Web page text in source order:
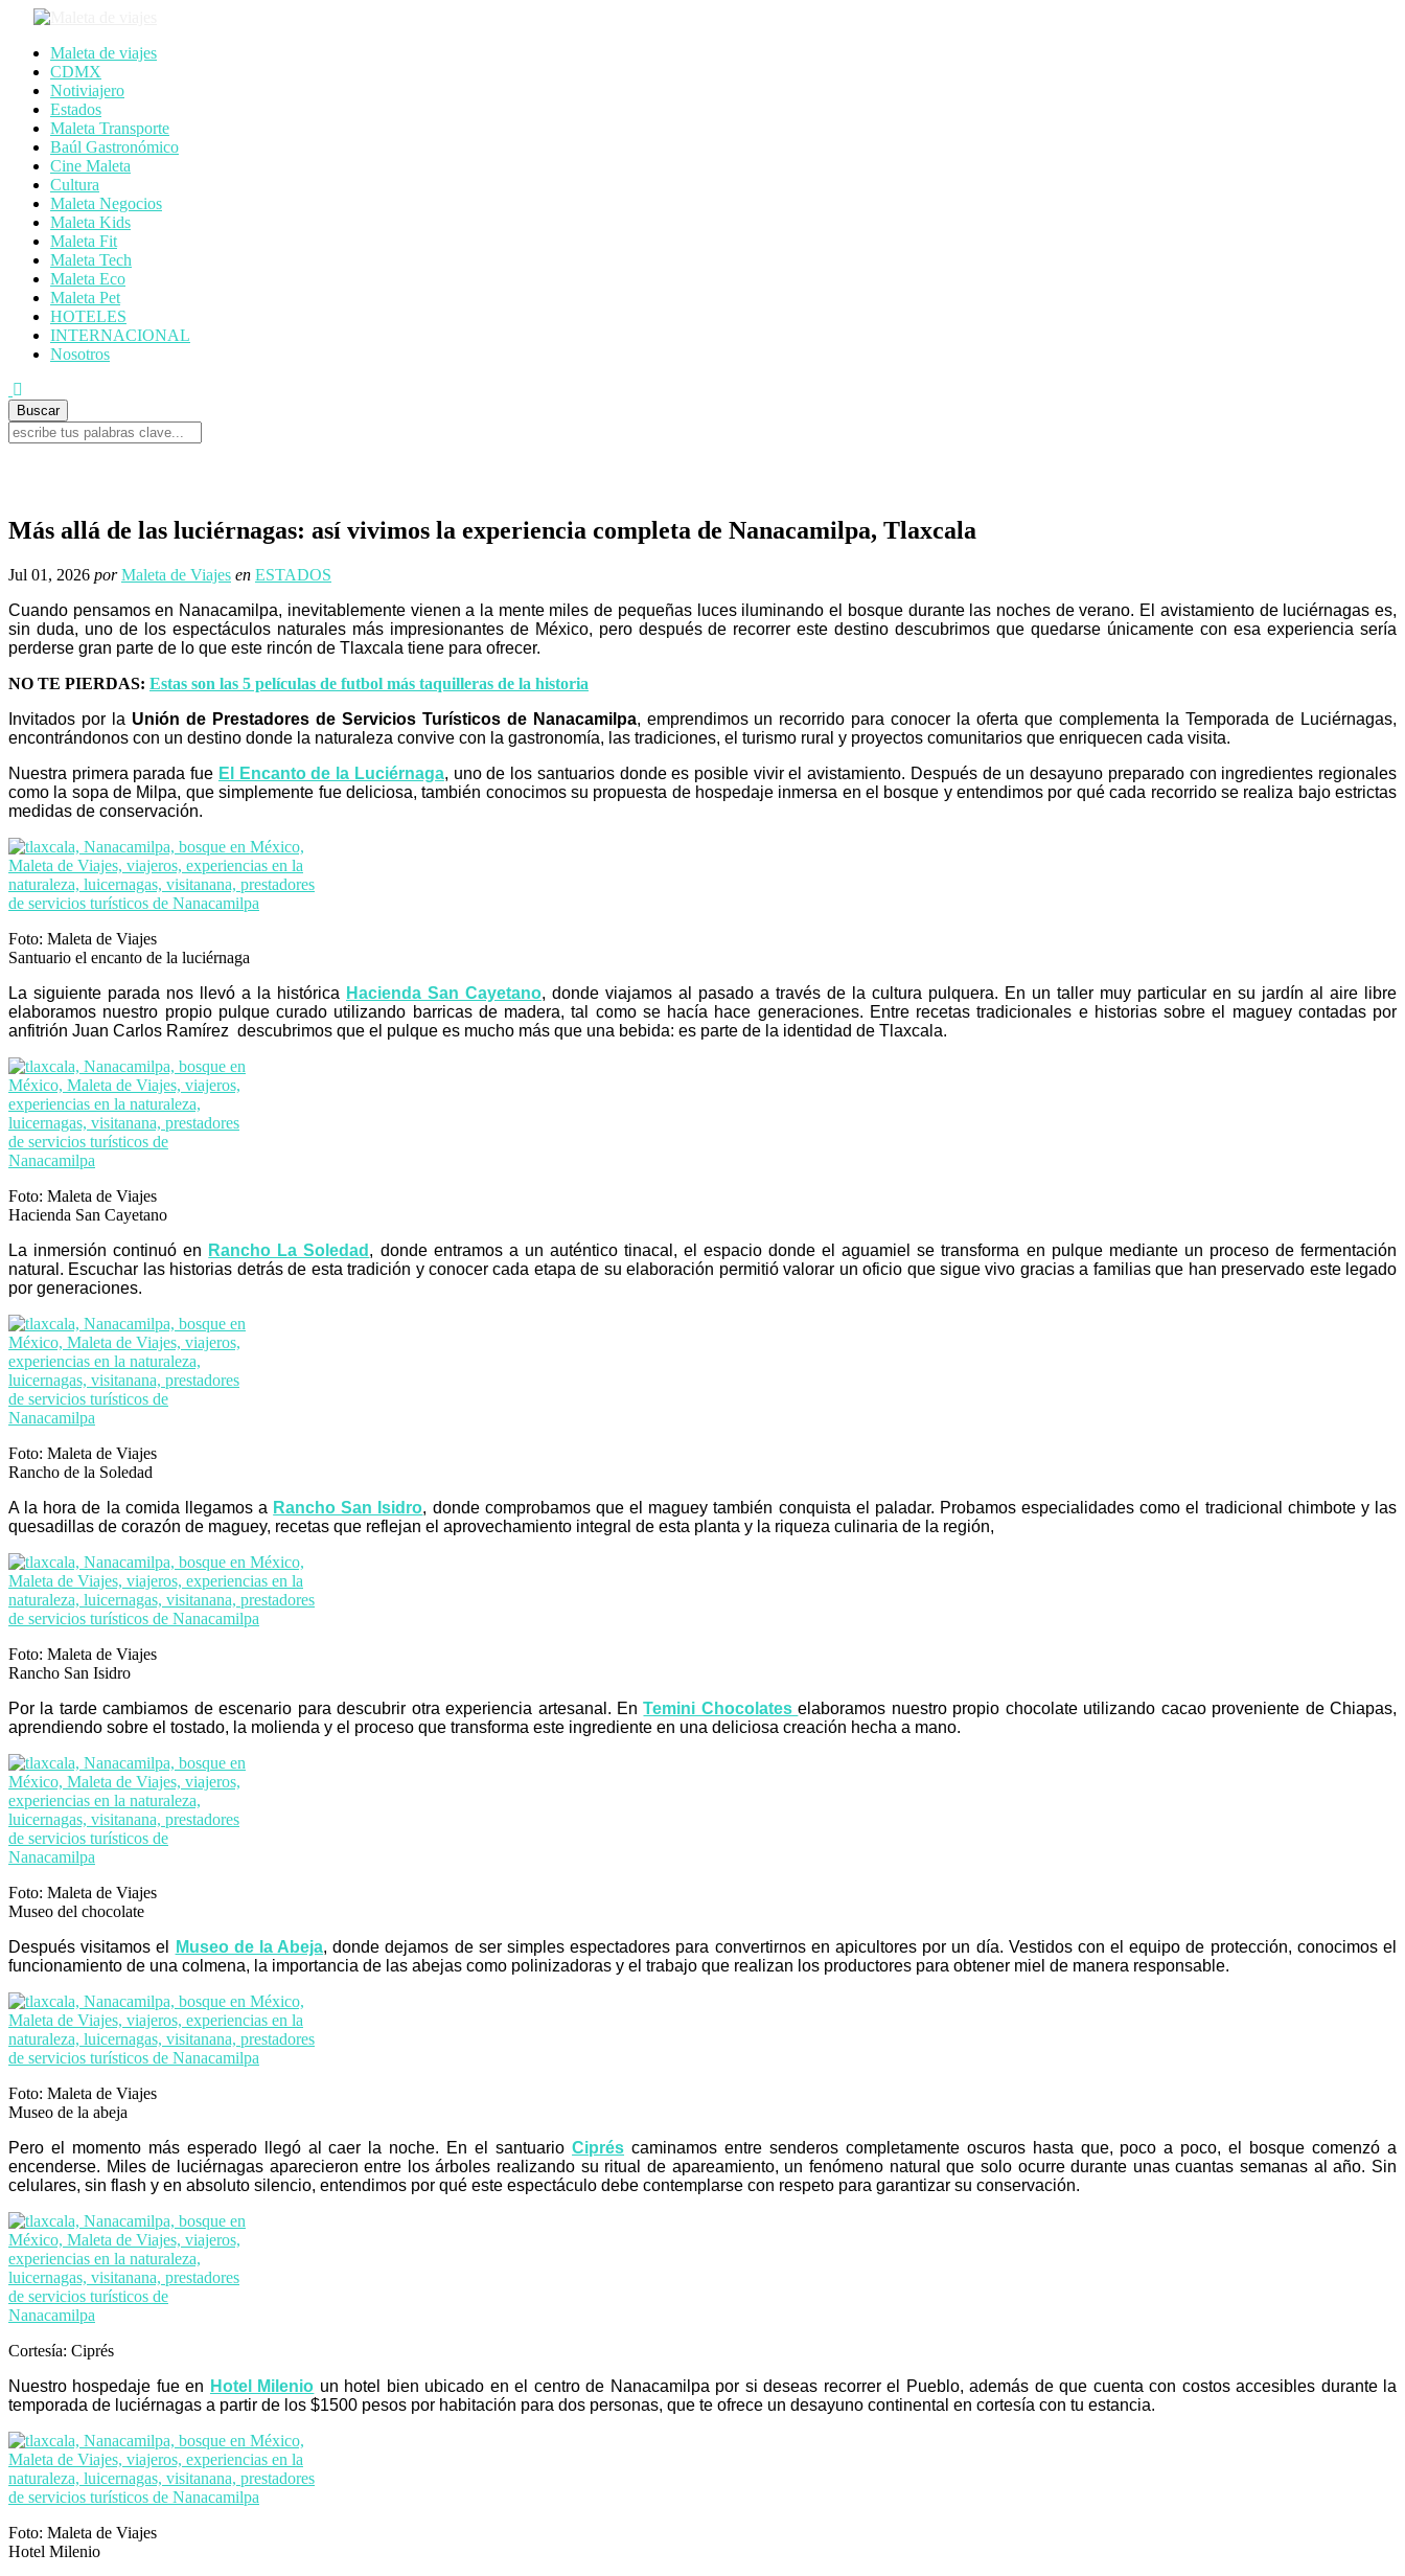
Maleta de viajes
CDMX
Notiviajero
Estados
Maleta Transporte
Baúl Gastronómico
Cine Maleta
Cultura
Maleta Negocios
Maleta Kids
Maleta Fit
Maleta Tech
Maleta Eco
Maleta Pet
HOTELES
INTERNACIONAL
Nosotros
Más allá de las luciérnagas: así vivimos la experiencia completa de Nanacamilpa, Tlaxcala
Jul 01, 2026 por Maleta de Viajes en ESTADOS
Cuando pensamos en Nanacamilpa, inevitablemente vienen a la mente miles de pequeñas luces iluminando el bosque durante las noches de verano. El avistamiento de luciérnagas es,
sin duda, uno de los espectáculos naturales más impresionantes de México, pero después de recorrer este destino descubrimos que quedarse únicamente con esa experiencia sería
perderse gran parte de lo que este rincón de Tlaxcala tiene para ofrecer.
NO TE PIERDAS: Estas son las 5 películas de futbol más taquilleras de la historia
Invitados por la Unión de Prestadores de Servicios Turísticos de Nanacamilpa, emprendimos un recorrido para conocer la oferta que complementa la Temporada de Luciérnagas,
encontrándonos con un destino donde la naturaleza convive con la gastronomía, las tradiciones, el turismo rural y proyectos comunitarios que enriquecen cada visita.
Nuestra primera parada fue El Encanto de la Luciérnaga, uno de los santuarios donde es posible vivir el avistamiento. Después de un desayuno preparado con ingredientes regionales
como la sopa de Milpa, que simplemente fue deliciosa, también conocimos su propuesta de hospedaje inmersa en el bosque y entendimos por qué cada recorrido se realiza bajo estrictas
medidas de conservación.
Foto: Maleta de Viajes
Santuario el encanto de la luciérnaga
La siguiente parada nos llevó a la histórica Hacienda San Cayetano, donde viajamos al pasado a través de la cultura pulquera. En un taller muy particular en su jardín al aire libre
elaboramos nuestro propio pulque curado utilizando barricas de madera, tal como se hacía hace generaciones. Entre recetas tradicionales e historias sobre el maguey contadas por
anfitrión Juan Carlos Ramírez descubrimos que el pulque es mucho más que una bebida: es parte de la identidad de Tlaxcala.
Foto: Maleta de Viajes
Hacienda San Cayetano
La inmersión continuó en Rancho La Soledad , donde entramos a un auténtico tinacal, el espacio donde el aguamiel se transforma en pulque mediante un proceso de fermentación
natural. Escuchar las historias detrás de esta tradición y conocer cada etapa de su elaboración permitió valorar un oficio que sigue vivo gracias a familias que han preservado este legado
por generaciones.
Foto: Maleta de Viajes
Rancho de la Soledad
A la hora de la comida llegamos a Rancho San Isidro, donde comprobamos que el maguey también conquista el paladar. Probamos especialidades como el tradicional chimbote y las
quesadillas de corazón de maguey, recetas que reflejan el aprovechamiento integral de esta planta y la riqueza culinaria de la región,
Foto: Maleta de Viajes
Rancho San Isidro
Por la tarde cambiamos de escenario para descubrir otra experiencia artesanal. EnTemini Chocolates elaboramos nuestro propio chocolate utilizando cacao proveniente de Chiapas,
aprendiendo sobre el tostado, la molienda y el proceso que transforma este ingrediente en una deliciosa creación hecha a mano.
Foto: Maleta de Viajes
Museo del chocolate
Después visitamos el
Museo de la Abeja, donde dejamos de ser simples espectadores para convertirnos en apicultores por un día. Vestidos con el equipo de protección, conocimos el
funcionamiento de una colmena, la importancia de las abejas como polinizadoras y el trabajo que realizan los productores para obtener miel de manera responsable.
Foto: Maleta de Viajes
Museo de la abeja
Pero el momento más esperado llegó al caer la noche. En el santuarioCiprés caminamos entre senderos completamente oscuros hasta que, poco a poco, el bosque comenzó a
encenderse. Miles de luciérnagas aparecieron entre los árboles realizando su ritual de apareamiento, un fenómeno natural que solo ocurre durante unas cuantas semanas al año. Sin
celulares, sin flash y en absoluto silencio, entendimos por qué este espectáculo debe contemplarse con respeto para garantizar su conservación.
Cortesía: Ciprés
Nuestro hospedaje fue en Hotel Milenio un hotel bien ubicado en el centro de Nanacamilpa por si deseas recorrer el Pueblo, además de que cuenta con costos accesibles durante la
temporada de luciérnagas a partir de los $1500 pesos por habitación para dos personas, que te ofrece un desayuno continental en cortesía con tu estancia.
Foto: Maleta de Viajes
Hotel Milenio